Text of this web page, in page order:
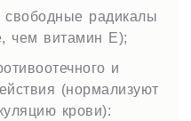
свободные радикалы
чем витамин Е);
и
(нормализуют
крови):